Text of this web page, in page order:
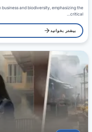
and biodiversity, emphasizing the
critical…
بیشتر بخوانید